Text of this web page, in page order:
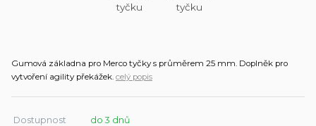
Gumová základna pro Merco tyčky s průměrem 25 mm. Doplněk pro
vytvoření agility překážek. celý popis
Dostupnost do 3 dnů